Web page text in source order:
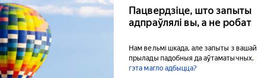
Пацвердзіце, што запыты
адпраўлялі вы, а не робат
Нам вельмі шкада, але запыты з вашай
прылады падобныя да аўтаматычных.
гэта магло адбыцца?